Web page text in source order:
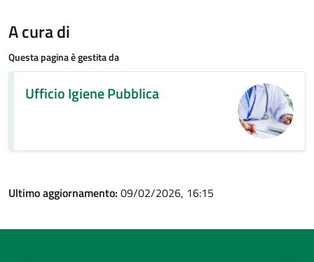
A cura di
Questa pagina è gestita da
Ufficio Igiene Pubblica
Ultimo aggiornamento: 09/02/2026, 16:15